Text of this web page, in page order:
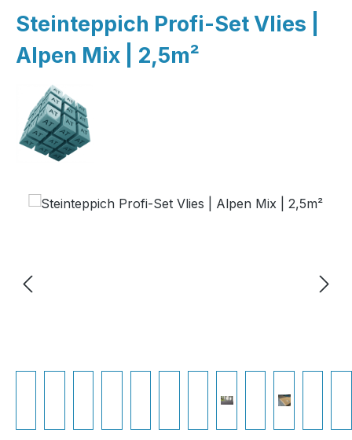
Steinteppich Profi-Set Vlies |
Alpen Mix | 2,5m²